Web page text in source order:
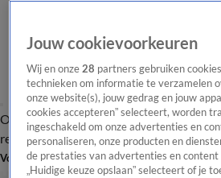
Overzicht Laatste nieuws Regionieuws Het
redactie
Volg Hart van Nederland
Jouw cookievoorkeuren
Wij en onze28 partners gebruiken
technieken om informatie te verzamelen
onze website(s), jouw gedrag en jouw
cookies accepteren” selecteert, worden
ingeschakeld om onze advertenties en
personaliseren, onze producten en
de prestaties van advertenties en
„Huidige keuze opslaan” selecteert of je